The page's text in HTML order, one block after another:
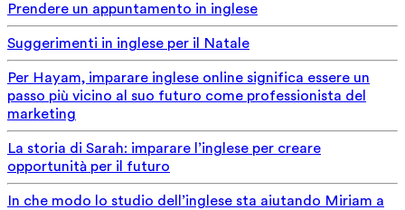
Prendere un appuntamento in inglese
Suggerimenti in inglese per il Natale
Per Hayam, imparare inglese online significa essere un
passo più vicino al suo futuro come professionista del
marketing
La storia di Sarah: imparare l’inglese per creare
opportunità per il futuro
In che modo lo studio dell’inglese sta aiutando Miriam a